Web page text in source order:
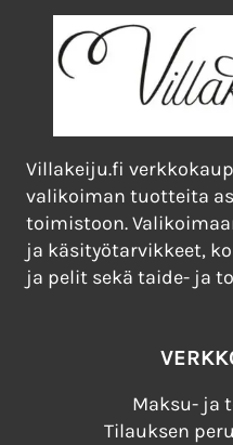
Villakeiju.fi
valikoiman tuotteita
toimistoon.
ja käsityötarvikkeet,
ja pelit sekä taide- ja
Maksu- ja
Tilauksen